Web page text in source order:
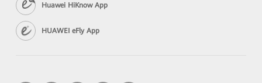
Huawei HiKnow App
HUAWEI eFly App